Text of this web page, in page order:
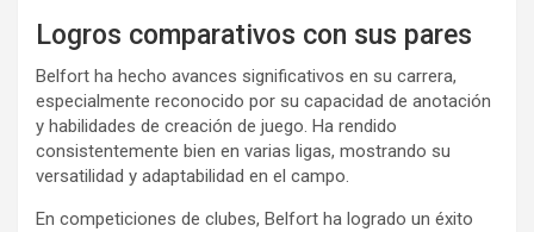
Logros comparativos con sus pares
Belfort ha hecho avances significativos en su carrera,
especialmente reconocido por su capacidad de anotación
y habilidades de creación de juego. Ha rendido
consistentemente bien en varias ligas, mostrando su
versatilidad y adaptabilidad en el campo.
En competiciones de clubes, Belfort ha logrado un éxito